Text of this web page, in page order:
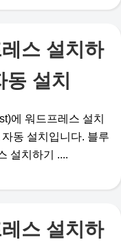
스 설치하
동 설치
에 워드프레스 설치
동 설치입니다. 블루
설치하기 ....
스 설치하